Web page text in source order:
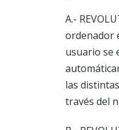
A.-
ordenador
usuario se
las
través del